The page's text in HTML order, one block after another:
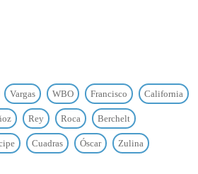
Vargas WBO Francisco California
Rey Roca Berchelt
Cuadras Óscar Zulina